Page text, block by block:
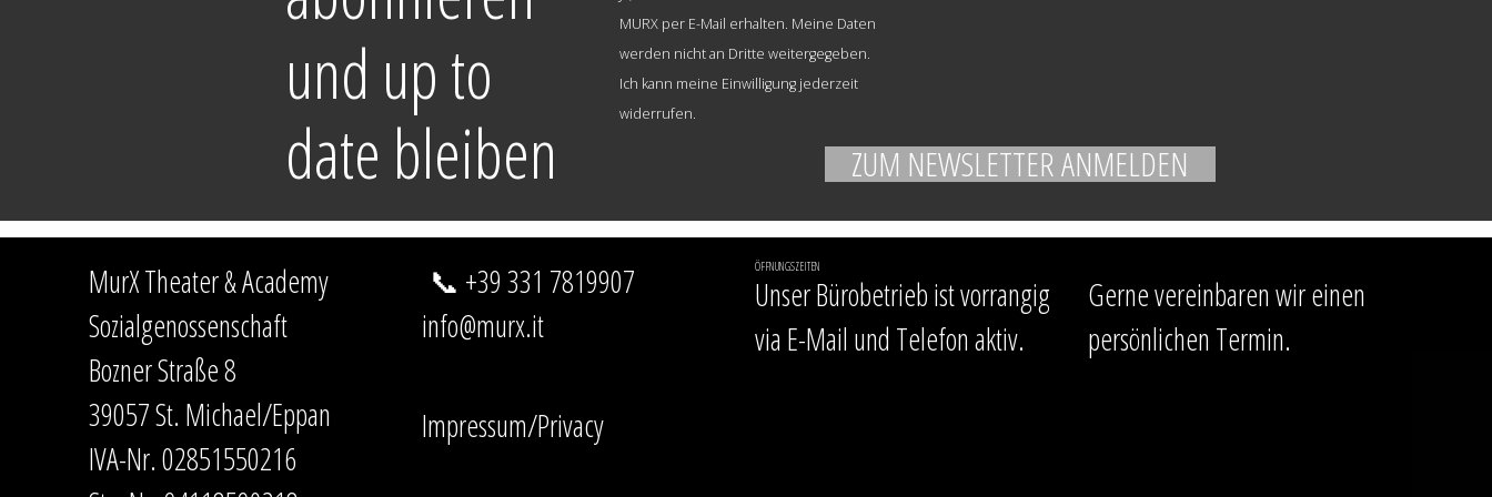
und up to
date bleiben
MURX per E-Mail erhalten. Meine Daten
werden nicht an Dritte weitergegeben.
Ich kann meine Einwilligung jederzeit
widerrufen.
MurX Theater & Academy
Sozialgenossenschaft
Bozner Straße 8
39057 St. Michael/Eppan
IVA-Nr. 02851550216
📞 +39 331 7819907
info@murx.it
Impressum/Privacy
ÖFFNUNGSZEITEN
Unser Bürobetrieb ist vorrangig
via E-Mail und Telefon aktiv.
Gerne vereinbaren wir einen
persönlichen Termin.